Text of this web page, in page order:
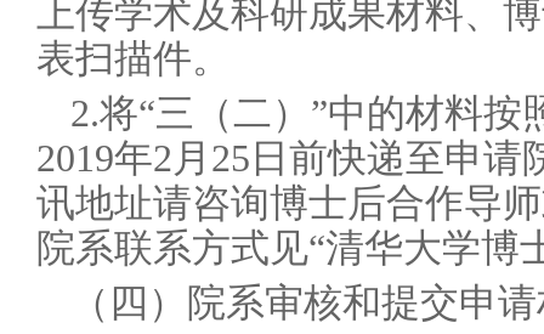
上传学术及科研成果材料、
表扫描件。
2.将“三（二）”中的材料按
2019年2月25日前快递至申
讯地址请咨询博士后合作导
院系联系方式见“清华大学
（四）院系审核和提交申